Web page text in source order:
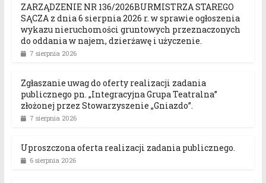
ZARZĄDZENIE NR 136/2026BURMISTRZA STAREGO
SĄCZA z dnia 6 sierpnia 2026 r. w sprawie ogłoszenia
wykazu nieruchomości gruntowych przeznaczonych
do oddania w najem, dzierżawę i użyczenie.
7 sierpnia 2026
Zgłaszanie uwag do oferty realizacji zadania
publicznego pn. „Integracyjna Grupa Teatralna”
złożonej przez Stowarzyszenie „Gniazdo”.
7 sierpnia 2026
Uproszczona oferta realizacji zadania publicznego.
6 sierpnia 2026